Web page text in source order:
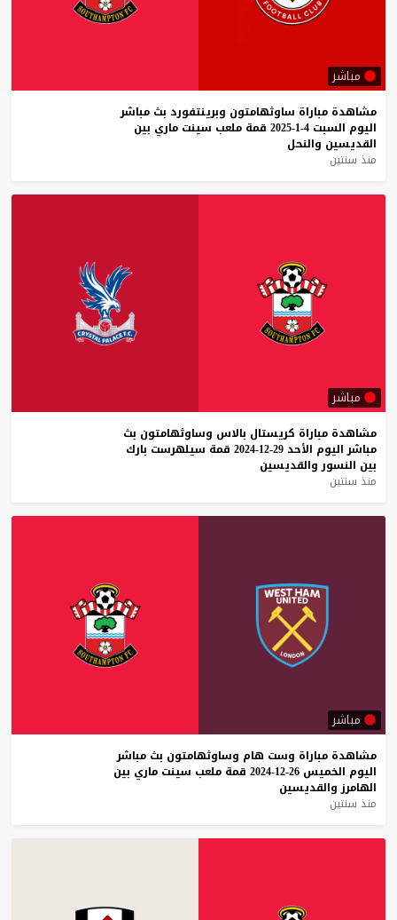
مباشر
مشاهدة مباراة ساوثهامتون وبرينتفورد بث مباشر
اليوم السبت 4-1-2025 قمة ملعب سينت ماري بين
القديسين والنحل
منذ سنتين
مباشر
مشاهدة مباراة كريستال بالاس وساوثهامتون بث
مباشر اليوم الأحد 29-12-2024 قمة سيلهرست بارك
بين النسور والقديسين
منذ سنتين
مباشر
مشاهدة مباراة وست هام وساوثهامتون بث مباشر
اليوم الخميس 26-12-2024 قمة ملعب سينت ماري بين
الهامرز والقديسين
منذ سنتين